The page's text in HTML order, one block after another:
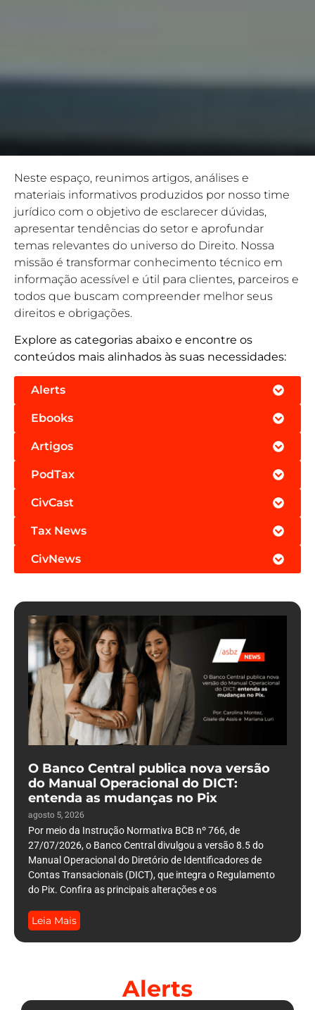
Neste espaço, reunimos artigos, análises e
materiais informativos produzidos por nosso time
jurídico com o objetivo de esclarecer dúvidas,
apresentar tendências do setor e aprofundar
temas relevantes do universo do Direito. Nossa
missão é transformar conhecimento técnico em
informação acessível e útil para clientes, parceiros e
todos que buscam compreender melhor seus
direitos e obrigações.
Explore as categorias abaixo e encontre os
conteúdos mais alinhados às suas necessidades:
Alerts
Ebooks
Artigos
PodTax
CivCast
Tax News
CivNews
O Banco Central publica nova versão
do Manual Operacional do DICT:
entenda as mudanças no Pix
agosto 5, 2026
Por meio da Instrução Normativa BCB nº 766, de
27/07/2026, o Banco Central divulgou a versão 8.5 do
Manual Operacional do Diretório de Identificadores de
Contas Transacionais (DICT), que integra o Regulamento
do Pix. Confira as principais alterações e os
Leia Mais
Alerts